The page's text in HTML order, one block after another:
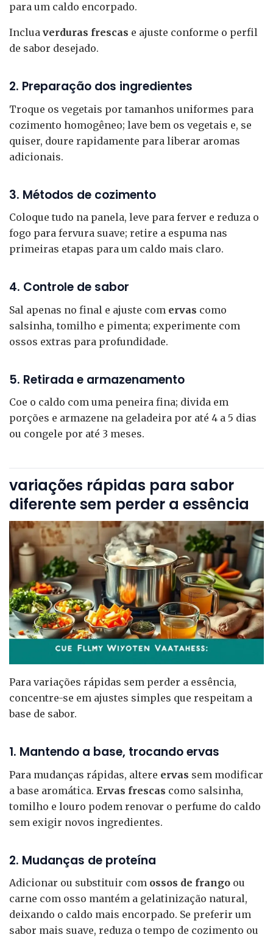
para um caldo encorpado.
Inclua verduras frescas e ajuste conforme o perfil
de sabor desejado.
2. Preparação dos ingredientes
Troque os vegetais por tamanhos uniformes para
cozimento homogêneo; lave bem os vegetais e, se
quiser, doure rapidamente para liberar aromas
adicionais.
3. Métodos de cozimento
Coloque tudo na panela, leve para ferver e reduza o
fogo para fervura suave; retire a espuma nas
primeiras etapas para um caldo mais claro.
4. Controle de sabor
Sal apenas no final e ajuste com ervas como
salsinha, tomilho e pimenta; experimente com
ossos extras para profundidade.
5. Retirada e armazenamento
Coe o caldo com uma peneira fina; divida em
porções e armazene na geladeira por até 4 a 5 dias
ou congele por até 3 meses.
variações rápidas para sabor
diferente sem perder a essência
Para variações rápidas sem perder a essência,
concentre-se em ajustes simples que respeitam a
base de sabor.
1. Mantendo a base, trocando ervas
Para mudanças rápidas, altere ervas sem modificar
a base aromática. Ervas frescas como salsinha,
tomilho e louro podem renovar o perfume do caldo
sem exigir novos ingredientes.
2. Mudanças de proteína
Adicionar ou substituir com ossos de frango ou
carne com osso mantém a gelatinização natural,
deixando o caldo mais encorpado. Se preferir um
sabor mais suave, reduza o tempo de cozimento ou